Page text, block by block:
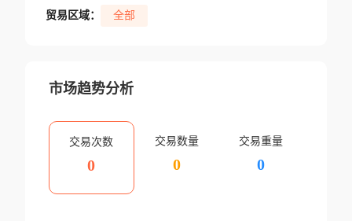
贸易区域： 全部
市场趋势分析
交易次数
0
交易数量
0
交易重量
0